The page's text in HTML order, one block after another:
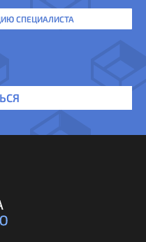
СПЕЦИАЛИСТА